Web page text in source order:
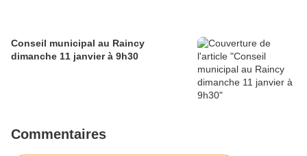
Conseil municipal au Raincy
dimanche 11 janvier à 9h30
Commentaires